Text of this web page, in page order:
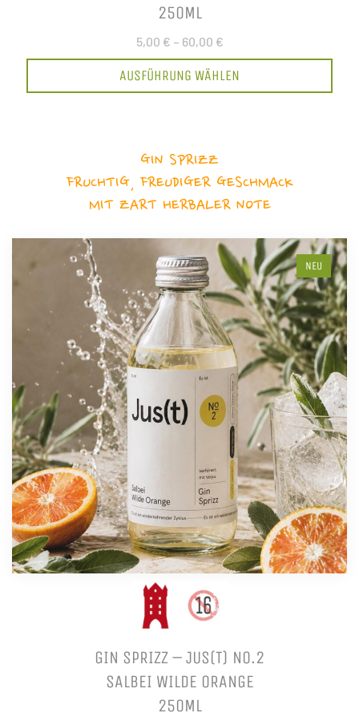
250ML
5,00 € – 60,00 €
AUSFÜHRUNG WÄHLEN
GIN SPRIZZ
FRUCHTIG, FREUDIGER GESCHMACK
MIT ZART HERBALER NOTE
NEU
GIN SPRIZZ – JUS(T) NO.2
SALBEI WILDE ORANGE
250ML